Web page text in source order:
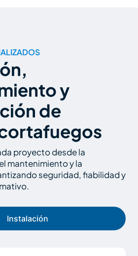
y
de
proyecto desde la
mantenimiento y la
seguridad, fiabilidad y
Instalación